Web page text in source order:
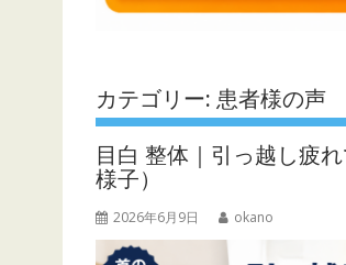
カテゴリー: 患者様の声
目白 整体｜引っ越し疲
様子）
2026年6月9日 okano